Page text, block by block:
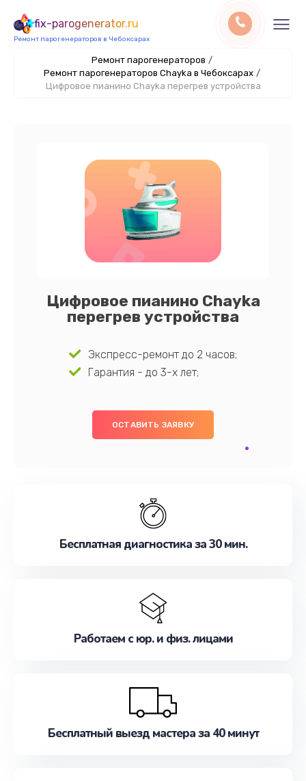
fix-parogenerator.ru
Ремонт парогенераторов в Чебоксарах
Ремонт парогенераторов /
Ремонт парогенераторов Chayka в Чебоксарах /
Цифровое пианино Chayka перегрев устройства
Цифровое пианино Chayka
перегрев устройства
Экспресс-ремонт до 2 часов;
Гарантия - до 3-х лет;
ОСТАВИТЬ ЗАЯВКУ
Бесплатная диагностика за 30 мин.
Работаем с юр. и физ. лицами
Бесплатный выезд мастера за 40 минут